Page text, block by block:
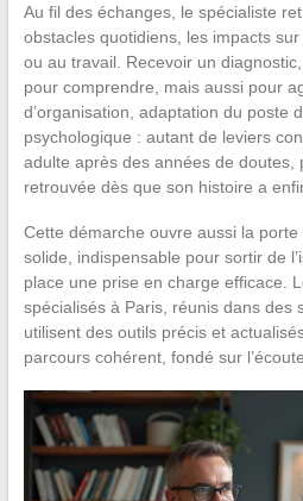
Au fil des échanges, le spécialiste
obstacles quotidiens, les impacts
ou au travail. Recevoir un
pour comprendre, mais aussi pour
d’organisation, adaptation du poste
psychologique : autant de leviers
adulte après des années de doutes,
retrouvée dès que son histoire a
Cette démarche ouvre aussi la
solide, indispensable pour sortir de
place une prise en charge efficace.
spécialisés à Paris, réunis dans des
utilisent des outils précis et
parcours cohérent, fondé sur